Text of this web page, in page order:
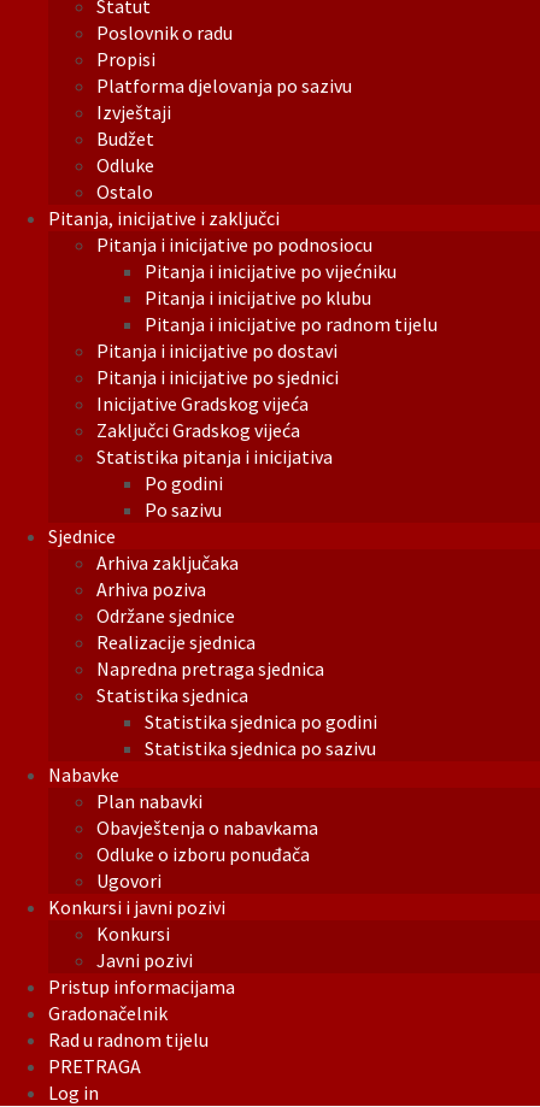
Statut
Poslovnik o radu
Propisi
Platforma djelovanja po sazivu
Izvještaji
Budžet
Odluke
Ostalo
Pitanja, inicijative i zaključci
Pitanja i inicijative po podnosiocu
Pitanja i inicijative po vijećniku
Pitanja i inicijative po klubu
Pitanja i inicijative po radnom tijelu
Pitanja i inicijative po dostavi
Pitanja i inicijative po sjednici
Inicijative Gradskog vijeća
Zaključci Gradskog vijeća
Statistika pitanja i inicijativa
Po godini
Po sazivu
Sjednice
Arhiva zaključaka
Arhiva poziva
Održane sjednice
Realizacije sjednica
Napredna pretraga sjednica
Statistika sjednica
Statistika sjednica po godini
Statistika sjednica po sazivu
Nabavke
Plan nabavki
Obavještenja o nabavkama
Odluke o izboru ponuđača
Ugovori
Konkursi i javni pozivi
Konkursi
Javni pozivi
Pristup informacijama
Gradonačelnik
Rad u radnom tijelu
PRETRAGA
Log in